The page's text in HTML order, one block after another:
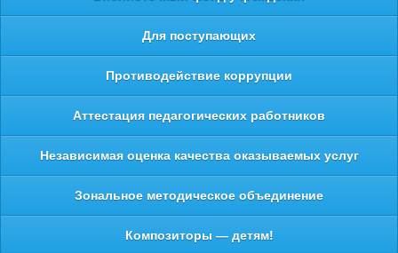
Для поступающих
Противодействие коррупции
Аттестация педагогических работников
Независимая оценка качества оказываемых услуг
Зональное методическое объединение
Композиторы — детям!